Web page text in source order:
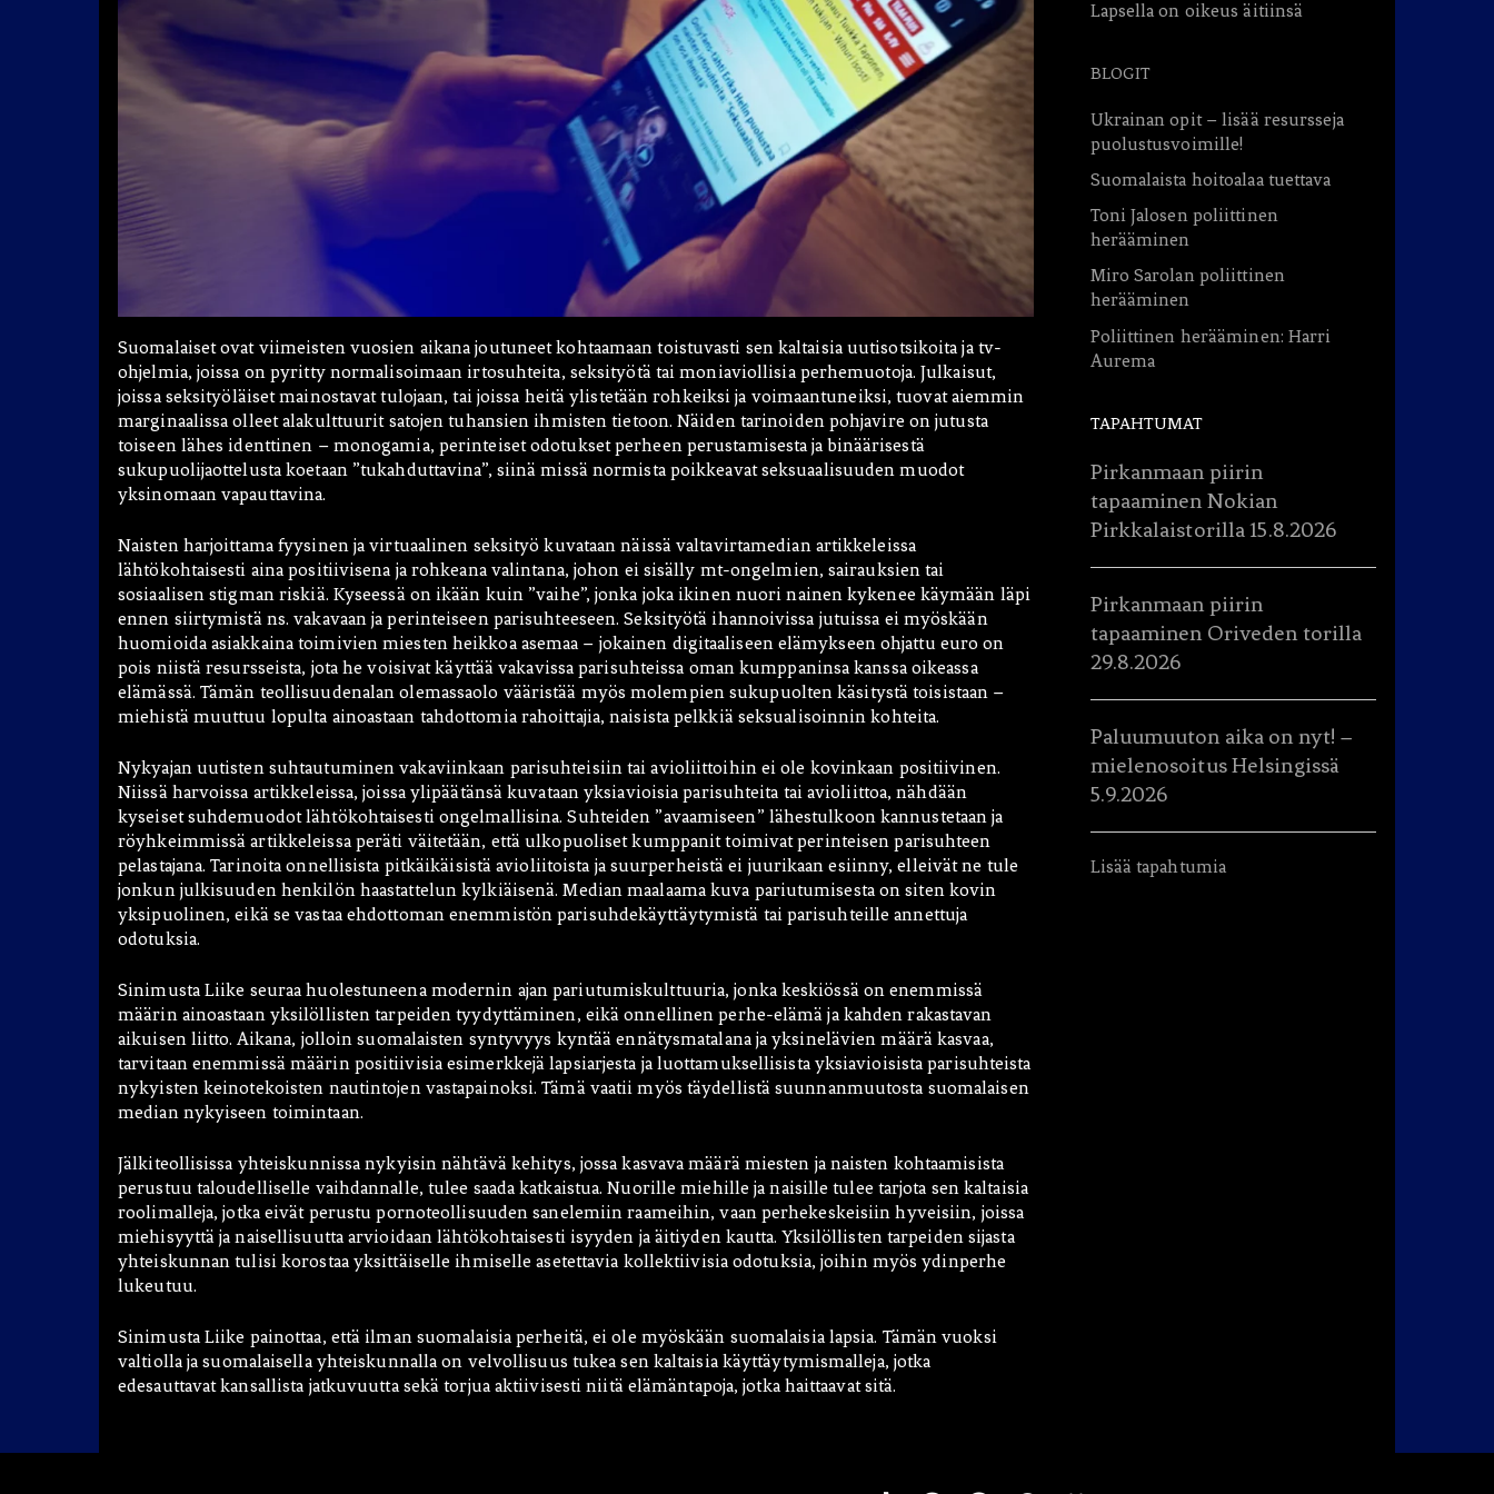
Blogit
Suomalaiset ovat viimeisten vuosien aikana joutuneet kohtaamaan toistuvasti sen kaltaisia uutisotsikoita ja tv-
ohjelmia, joissa on pyritty normalisoimaan irtosuhteita, seksityötä tai moniaviollisia perhemuotoja. Julkaisut,
joissa seksityöläiset mainostavat tulojaan, tai joissa heitä ylistetään rohkeiksi ja voimaantuneiksi, tuovat aiemmin
marginaalissa olleet alakulttuurit satojen tuhansien ihmisten tietoon. Näiden tarinoiden pohjavire on jutusta
toiseen lähes identtinen – monogamia, perinteiset odotukset perheen perustamisesta ja binäärisestä
sukupuolijaottelusta koetaan ”tukahduttavina”, siinä missä normista poikkeavat seksuaalisuuden muodot
yksinomaan vapauttavina.
Naisten harjoittama fyysinen ja virtuaalinen seksityö kuvataan näissä valtavirtamedian artikkeleissa
lähtökohtaisesti aina positiivisena ja rohkeana valintana, johon ei sisälly mt-ongelmien, sairauksien tai
sosiaalisen stigman riskiä. Kyseessä on ikään kuin ”vaihe”, jonka joka ikinen nuori nainen kykenee käymään läpi
ennen siirtymistä ns. vakavaan ja perinteiseen parisuhteeseen. Seksityötä ihannoivissa jutuissa ei myöskään
huomioida asiakkaina toimivien miesten heikkoa asemaa – jokainen digitaaliseen elämykseen ohjattu euro on
pois niistä resursseista, jota he voisivat käyttää vakavissa parisuhteissa oman kumppaninsa kanssa oikeassa
elämässä. Tämän teollisuudenalan olemassaolo vääristää myös molempien sukupuolten käsitystä toisistaan –
miehistä muuttuu lopulta ainoastaan tahdottomia rahoittajia, naisista pelkkiä seksualisoinnin kohteita.
Nykyajan uutisten suhtautuminen vakaviinkaan parisuhteisiin tai avioliittoihin ei ole kovinkaan positiivinen.
Niissä harvoissa artikkeleissa, joissa ylipäätänsä kuvataan yksiavioisia parisuhteita tai avioliittoa, nähdään
kyseiset suhdemuodot lähtökohtaisesti ongelmallisina. Suhteiden ”avaamiseen” lähestulkoon kannustetaan ja
röyhkeimmissä artikkeleissa peräti väitetään, että ulkopuoliset kumppanit toimivat perinteisen parisuhteen
pelastajana. Tarinoita onnellisista pitkäikäisistä avioliitoista ja suurperheistä ei juurikaan esiinny, elleivät ne tule
jonkun julkisuuden henkilön haastattelun kylkiäisenä. Median maalaama kuva pariutumisesta on siten kovin
yksipuolinen, eikä se vastaa ehdottoman enemmistön parisuhdekäyttäytymistä tai parisuhteille annettuja
odotuksia.
Sinimusta Liike seuraa huolestuneena modernin ajan pariutumiskulttuuria, jonka keskiössä on enemmissä
määrin ainoastaan yksilöllisten tarpeiden tyydyttäminen, eikä onnellinen perhe-elämä ja kahden rakastavan
aikuisen liitto. Aikana, jolloin suomalaisten syntyvyys kyntää ennätysmatalana ja yksinelävien määrä kasvaa,
tarvitaan enemmissä määrin positiivisia esimerkkejä lapsiarjesta ja luottamuksellisista yksiavioisista parisuhteista
nykyisten keinotekoisten nautintojen vastapainoksi. Tämä vaatii myös täydellistä suunnanmuutosta suomalaisen
median nykyiseen toimintaan.
Jälkiteollisissa yhteiskunnissa nykyisin nähtävä kehitys, jossa kasvava määrä miesten ja naisten kohtaamisista
perustuu taloudelliselle vaihdannalle, tulee saada katkaistua. Nuorille miehille ja naisille tulee tarjota sen kaltaisia
roolimalleja, jotka eivät perustu pornoteollisuuden sanelemiin raameihin, vaan perhekeskeisiin hyveisiin, joissa
miehisyyttä ja naisellisuutta arvioidaan lähtökohtaisesti isyyden ja äitiyden kautta. Yksilöllisten tarpeiden sijasta
yhteiskunnan tulisi korostaa yksittäiselle ihmiselle asetettavia kollektiivisia odotuksia, joihin myös ydinperhe
lukeutuu.
Sinimusta Liike painottaa, että ilman suomalaisia perheitä, ei ole myöskään suomalaisia lapsia. Tämän vuoksi
valtiolla ja suomalaisella yhteiskunnalla on velvollisuus tukea sen kaltaisia käyttäytymismalleja, jotka
edesauttavat kansallista jatkuvuutta sekä torjua aktiivisesti niitä elämäntapoja, jotka haittaavat sitä.
Lapsella on oikeus äitiinsä
BLOGIT
Ukrainan opit – lisää resursseja
puolustusvoimille!
Suomalaista hoitoalaa tuettava
Toni Jalosen poliittinen
herääminen
Miro Sarolan poliittinen
herääminen
Poliittinen herääminen: Harri
Aurema
TAPAHTUMAT
Pirkanmaan piirin
tapaaminen Nokian
Pirkkalaistorilla 15.8.2026
Pirkanmaan piirin
tapaaminen Oriveden torilla
29.8.2026
Paluumuuton aika on nyt! –
mielenosoitus Helsingissä
5.9.2026
Lisää tapahtumia